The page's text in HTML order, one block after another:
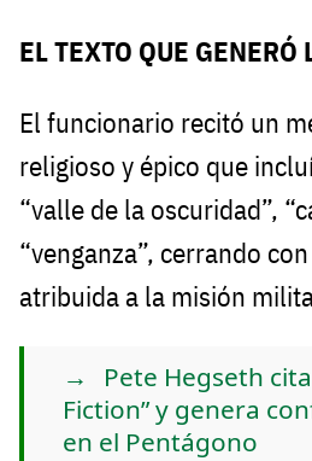
EL TEXTO QUE
El funcionario recitó un
religioso y épico que
“valle de la oscuridad”,
“venganza”, cerrando
atribuida a la misión
Pete Hegseth
Fiction” y genera
en el Pentágono